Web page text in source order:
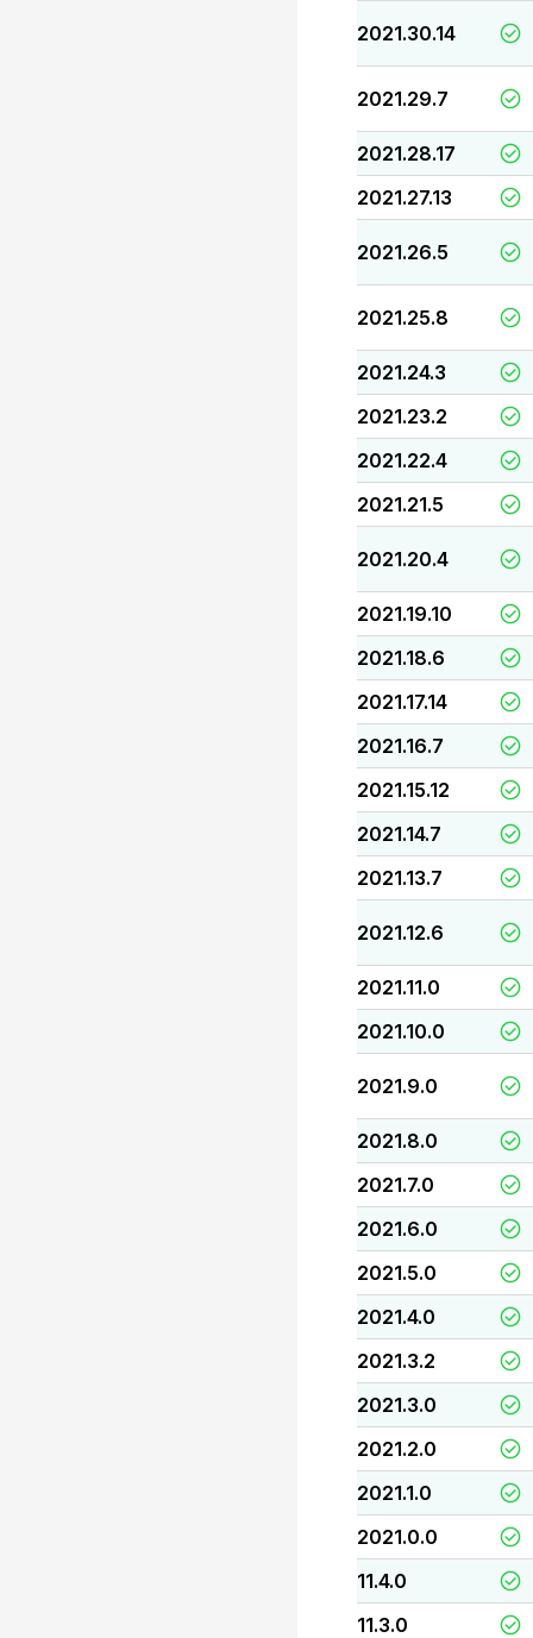
2021.30.14
2021.29.7
2021.28.17
2021.27.13
2021.26.5
2021.25.8
2021.24.3
2021.23.2
2021.22.4
2021.21.5
2021.20.4
2021.19.10
2021.18.6
2021.17.14
2021.16.7
2021.15.12
2021.14.7
2021.13.7
2021.12.6
2021.11.0
2021.10.0
2021.9.0
2021.8.0
2021.7.0
2021.6.0
2021.5.0
2021.4.0
2021.3.2
2021.3.0
2021.2.0
2021.1.0
2021.0.0
11.4.0
11.3.0